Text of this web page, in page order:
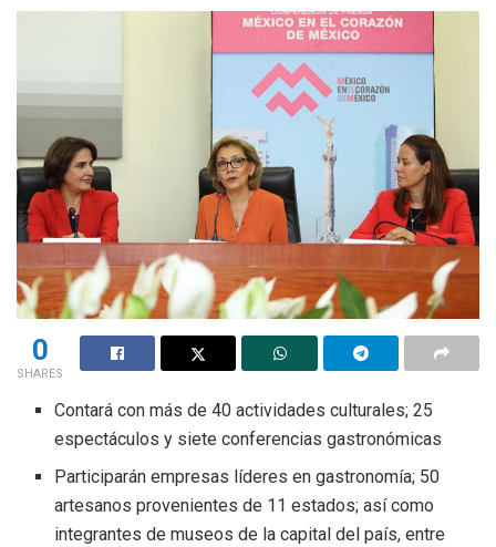
0
SHARES
Contará con más de 40 actividades culturales; 25
espectáculos y siete conferencias gastronómicas
Participarán empresas líderes en gastronomía; 50
artesanos provenientes de 11 estados; así como
integrantes de museos de la capital del país, entre